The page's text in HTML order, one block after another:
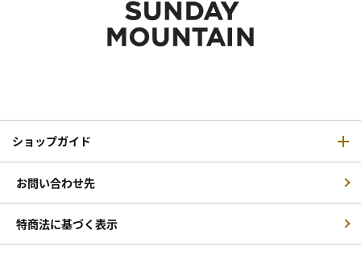
ショップガイド
お問い合わせ先
特商法に基づく表示